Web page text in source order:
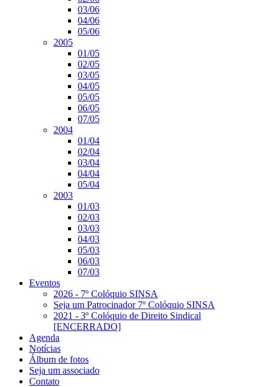
03/06
04/06
05/06
2005
01/05
02/05
03/05
04/05
05/05
06/05
07/05
2004
01/04
02/04
03/04
04/04
05/04
2003
01/03
02/03
03/03
04/03
05/03
06/03
07/03
Eventos
2026 - 7º Colóquio SINSA
Seja um Patrocinador 7º Colóquio SINSA
2021 - 3º Colóquio de Direito Sindical
[ENCERRADO]
Agenda
Notícias
Álbum de fotos
Seja um associado
Contato